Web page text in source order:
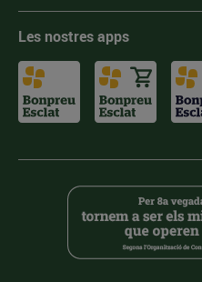
Les nostres apps